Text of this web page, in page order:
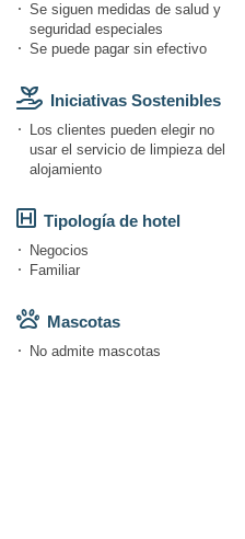
Se siguen medidas de salud y
seguridad especiales
Se puede pagar sin efectivo
Iniciativas Sostenibles
Los clientes pueden elegir no
usar el servicio de limpieza del
alojamiento
Tipología de hotel
Negocios
Familiar
Mascotas
No admite mascotas